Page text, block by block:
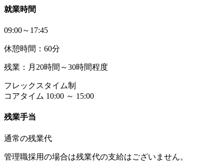
就業時間
09:00～17:45
休憩時間：60分
残業：月20時間～30時間程度
フレックスタイム制
コアタイム 10:00 ～ 15:00
残業手当
通常の残業代
管理職採用の場合は残業代の支給はございません。